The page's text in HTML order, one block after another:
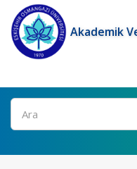
Akademik
Ara